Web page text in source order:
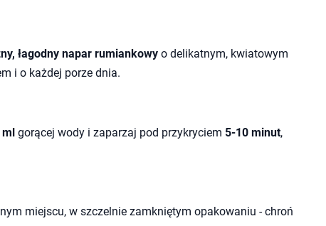
łagodny napar rumiankowy o delikatnym, kwiatowym
i o każdej porze dnia.
ml gorącej wody i zaparzaj pod przykryciem 5-10 minut,
miejscu, w szczelnie zamkniętym opakowaniu - chroń